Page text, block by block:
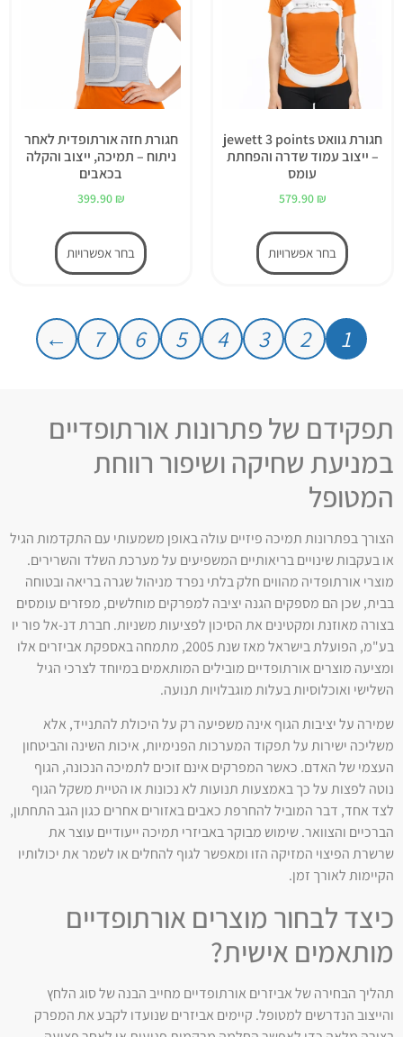
חגורת גוואט jewett 3 points
– ייצוב עמוד שדרה והפחתת
עומס
579.90 ₪
בחר אפשרויות
חגורת חזה אורתופדית לאחר
ניתוח – תמיכה, ייצוב והקלה
בכאבים
399.90 ₪
בחר אפשרויות
1
2
3
4
5
6
7
←
תפקידם של פתרונות אורתופדיים
במניעת שחיקה ושיפור רווחת
המטופל
הצורך בפתרונות תמיכה פיזיים עולה באופן משמעותי עם התקדמות הגיל
או בעקבות שינויים בריאותיים המשפיעים על מערכת השלד והשרירים.
מוצרי אורתופדיה מהווים חלק בלתי נפרד מניהול שגרה בריאה ובטוחה
בבית, שכן הם מספקים הגנה יציבה למפרקים מוחלשים, מפזרים עומסים
בצורה מאוזנת ומקטינים את הסיכון לפציעות משניות. חברת דנ-אל פור יו
בע"מ, הפועלת בישראל מאז שנת 2005, מתמחה באספקת אביזרים אלו
ומציעה מוצרים אורתופדיים מובילים המותאמים במיוחד לצרכי הגיל
השלישי ואוכלוסיות בעלות מוגבלויות תנועה.
שמירה על יציבות הגוף אינה משפיעה רק על היכולת להתנייד, אלא
משליכה ישירות על תפקוד המערכות הפנימיות, איכות השינה והביטחון
העצמי של האדם. כאשר המפרקים אינם זוכים לתמיכה הנכונה, הגוף
נוטה לפצות על כך באמצעות תנועות לא נכונות או הטיית משקל הגוף
לצד אחד, דבר המוביל להחרפת כאבים באזורים אחרים כגון הגב התחתון,
הברכיים והצוואר. שימוש מבוקר באביזרי תמיכה ייעודיים עוצר את
שרשרת הפיצוי המזיקה הזו ומאפשר לגוף להחלים או לשמר את יכולותיו
הקיימות לאורך זמן.
כיצד לבחור מוצרים אורתופדיים
מותאמים אישית?
תהליך הבחירה של אביזרים אורתופדיים מחייב הבנה של סוג הלחץ
והייצוב הנדרשים למטופל. קיימים אביזרים שנועדו לקבע את המפרק